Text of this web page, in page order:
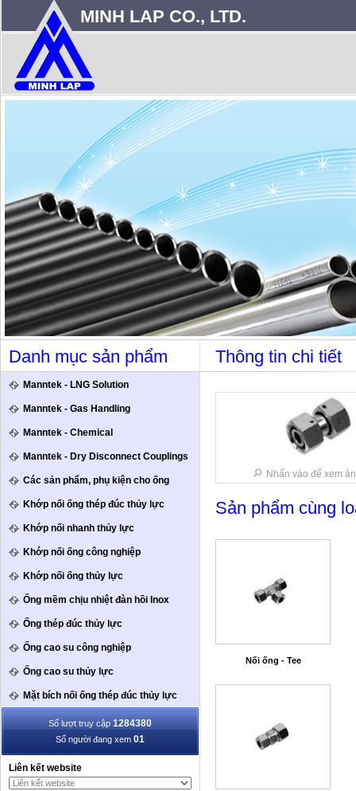
MINH LAP CO., LTD.
Danh mục sản phẩm
Manntek - LNG Solution
Manntek - Gas Handling
Manntek - Chemical
Manntek - Dry Disconnect Couplings
Các sản phẩm, phụ kiện cho ống
Khớp nối ống thép đúc thủy lực
Khớp nối nhanh thủy lực
Khớp nối ống công nghiệp
Khớp nối ống thủy lực
Ống mềm chịu nhiệt đàn hồi Inox
Ống thép đúc thủy lực
Ống cao su công nghiệp
Ống cao su thủy lực
Mặt bích nối ống thép đúc thủy lực
Số lượt truy cập 1284380
Số người đang xem 01
Liên kết website
Thông tin chi tiết
Nhấn vào để xem
Sản phẩm cùng
Nối ống - Tee